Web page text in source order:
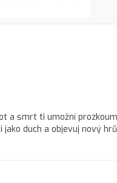
a smrt ti umožní
duch a objevuj nový